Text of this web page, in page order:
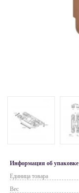
Информация об упаковке
Единица товара
Вес